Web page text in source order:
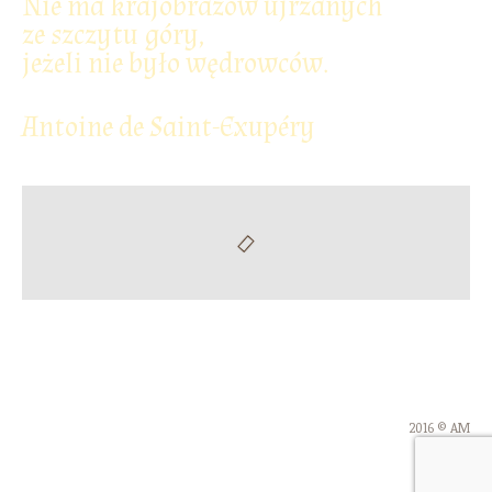
ze szczytu góry,
jeżeli nie było wędrowców.
Antoine de Saint-Exupéry
2016 © AM